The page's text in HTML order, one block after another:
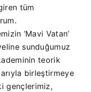
tüm
‘Mavi Vatan’
sunduğumuz
teorik
birleştirmeye
gençlerimiz,